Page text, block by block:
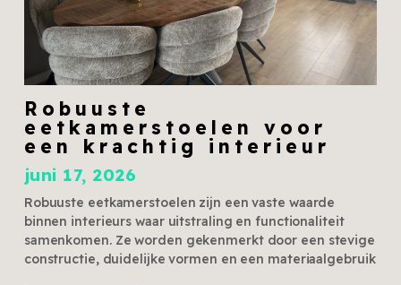
Robuuste
eetkamerstoelen voor
een krachtig interieur
juni 17, 2026
Robuuste eetkamerstoelen zijn een vaste waarde
binnen interieurs waar uitstraling en functionaliteit
samenkomen. Ze worden gekenmerkt door een stevige
constructie, duidelijke vormen en een materiaalgebruik